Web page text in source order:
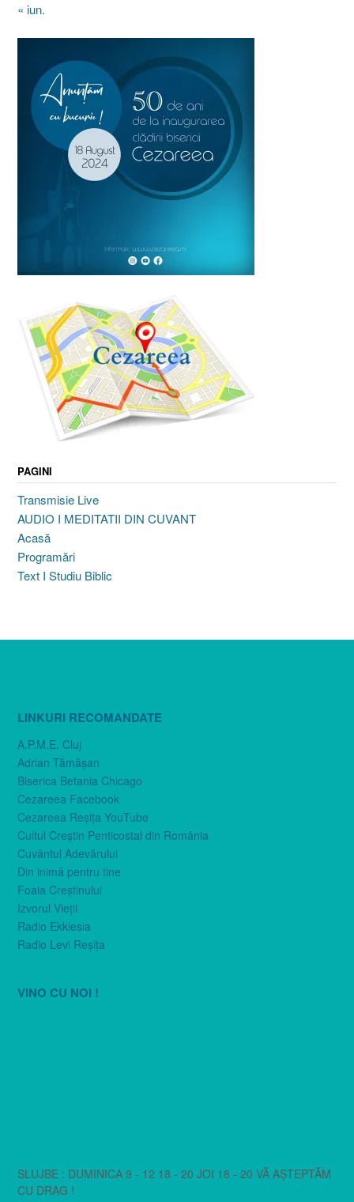
« iun.
PAGINI
Transmisie Live
AUDIO I MEDITATII DIN CUVANT
Acasă
Programări
Text I Studiu Biblic
LINKURI RECOMANDATE
A.P.M.E. Cluj
Adrian Tămăşan
Biserica Betania Chicago
Cezareea Facebook
Cezareea Reşiţa YouTube
Cultul Creştin Penticostal din România
Cuvântul Adevărului
Din inimă pentru tine
Foaia Creştinului
Izvorul Vieţii
Radio Ekklesia
Radio Levi Reşiţa
VINO CU NOI !
SLUJBE : DUMINICA 9 - 12 18 - 20 JOI 18 - 20 VĂ AȘTEPTĂM
CU DRAG !